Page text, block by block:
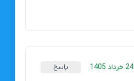
24 خرداد 1405 پاسخ